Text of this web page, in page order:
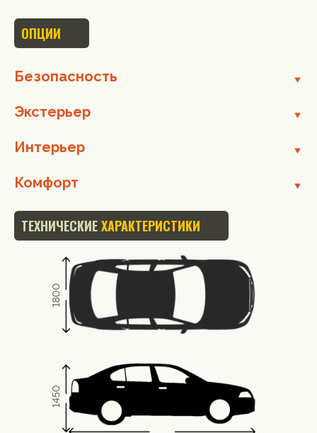
ОПЦИИ
Безопасность
Экстерьер
Интерьер
Комфорт
ТЕХНИЧЕСКИЕХАРАКТЕРИСТИКИ
1450
1800